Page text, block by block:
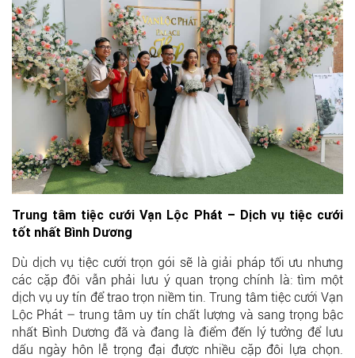
Trung tâm tiệc cưới Vạn Lộc Phát – Dịch vụ tiệc cưới
tốt nhất Bình Dương
Dù dịch vụ tiệc cưới trọn gói sẽ là giải pháp tối ưu nhưng
các cặp đôi vẫn phải lưu ý quan trọng chính là: tìm một
dịch vụ uy tín để trao trọn niềm tin. Trung tâm tiệc cưới Vạn
Lộc Phát – trung tâm uy tín chất lượng và sang trọng bậc
nhất Bình Dương đã và đang là điểm đến lý tưởng để lưu
dấu ngày hôn lễ trọng đại được nhiều cặp đôi lựa chọn.